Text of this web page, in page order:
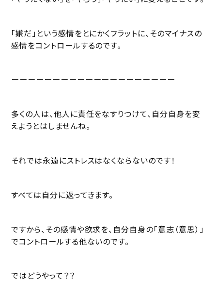
「嫌だ」という感情をとにかくフラットに、そのマイナスの
感情をコントロールするのです。
ーーーーーーーーーーーーーーーーーーーー
多くの人は、他人に責任をなすりつけて、自分自身を変
えようとはしませんね。
それでは永遠にストレスはなくならないのです！
すべては自分に返ってきます。
ですから、その感情や欲求を、自分自身の「意志（意思）」
でコントロールする他ないのです。
ではどうやって？？